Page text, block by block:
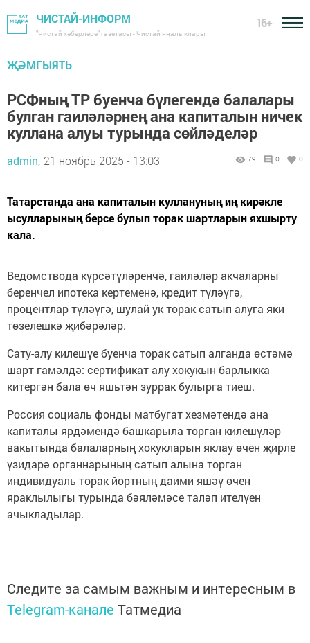
ЧИСТАЙ-ИНФОРМ
"Чистай хәбәрләре" газетасы - Чистай яңалыклары
16+
ҖӘМГЫЯТЬ
РСФның ТР буенча бүлегендә балалары
булган гаиләләрнең ана капиталын ничек
куллана алуы турында сөйләделәр
admin, 21 ноябрь 2025 - 13:03 79 0 0
Татарстанда ана капиталын куллануның иң кирәкле
ысулларының берсе булып торак шартларын яхшырту
кала.
Ведомствода күрсәтүләренчә, гаиләләр акчаларны
беренчел ипотека кертеменә, кредит түләүгә,
процентлар түләүгә, шулай ук торак сатып алуга яки
төзелешкә җибәрәләр.
Сату-алу килешүе буенча торак сатып алганда өстәмә
шарт гамәлдә: сертификат алу хокукын барлыкка
китергән бала өч яшьтән зуррак булырга тиеш.
Россия социаль фонды матбугат хезмәтендә ана
капиталы ярдәмендә башкарыла торган килешүләр
вакытында балаларның хокукларын яклау өчен җирле
үзидарә органнарының сатып алына торган
индивидуаль торак йортның даими яшәү өчен
яраклылыгы турында бәяләмәсе таләп ителүен
ачыкладылар.
Следите за самым важным и интересным в
Telegram-канале Татмедиа